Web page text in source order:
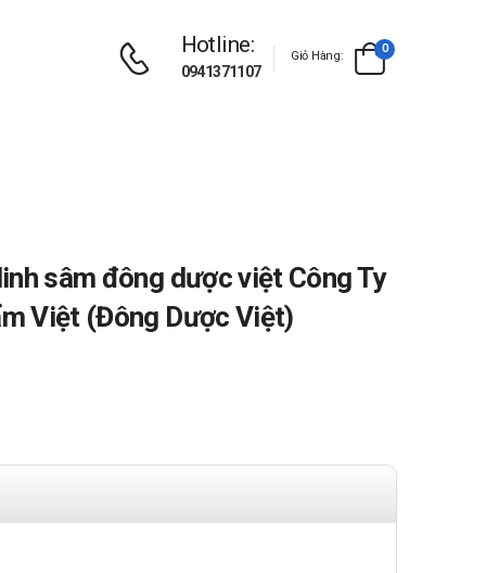
Hotline:
0941371107
Giỏ Hàng:
0
sâm đông dược việt Công Ty
Việt (Đông Dược Việt)